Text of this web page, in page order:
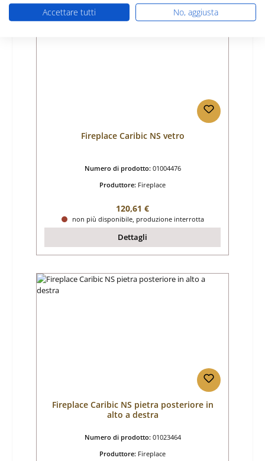
Esaurito
Fireplace Caribic NS vetro
Numero di prodotto: 01004476
Produttore: Fireplace
Prezzo normale:
120,61 €
non più disponibile, produzione interrotta
Dettagli
Fireplace Caribic NS pietra posteriore in
alto a destra
Numero di prodotto: 01023464
Produttore: Fireplace
Accettare tutti No, aggiusta